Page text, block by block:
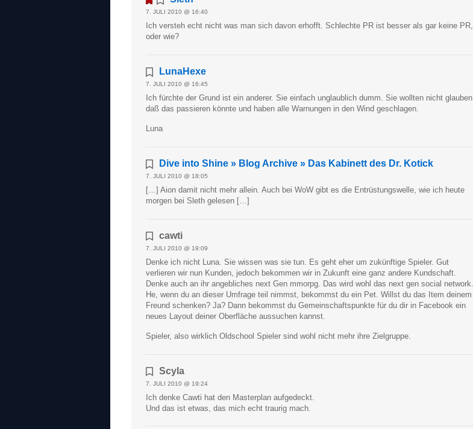
7. JULI 2010 @ 16:40
Ich versteh echt nicht was man sich davon erhofft. Schlechte PR ist besser als gar keine PR,
oder wie?
LunaHexe
7. JULI 2010 @ 16:45
Ich fürchte der Grund ist ein anderer. Sie einfach unglaublich dumm. Sie wollten nicht glauben
daß das passieren könnte und haben alle Warnungen in den Wind geschlagen.
Luna
Dive into Shine » Blog Archive » Das Kabinett des Dr. Kotick
7. JULI 2010 @ 18:05
[…] Aion damit nicht mehr allein. Auch bei WoW gibt es die Entrüstungswelle, wie ich heute
morgen bei Sleth gelesen […]
cawti
7. JULI 2010 @ 19:09
Denke ich nicht Luna. Sie wissen was sie tun. Es geht eher um zukünftige Spieler. Gut
verlieren wir nun Kunden, jedoch bekommen wir in Zukunft eine ganz andere Kundschaft.
Denke auch an ihr angebliches next Gen mmorpg. Das wird wohl das next gen social network.
He, wenn du an dieser Umfrage teil nimmst, bekommst du ein Pet. Willst du das Item deinem
Freund schenken? Ja? Dann bekommst du Gemeinschaftspunkte für du dir in Facebook ein
neues Layout deiner Oberfläche aussuchen kannst.
Spieler, also wirklich Oldschool Spieler sind wohl nicht mehr ihre Zielgruppe.
Scyla
7. JULI 2010 @ 19:24
Ich denke Cawti hat den Masterplan aufgedeckt.
Und das ist etwas, das mich echt traurig mach.